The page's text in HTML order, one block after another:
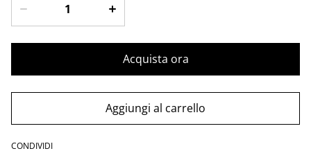
Acquista ora
Aggiungi al carrello
CONDIVIDI